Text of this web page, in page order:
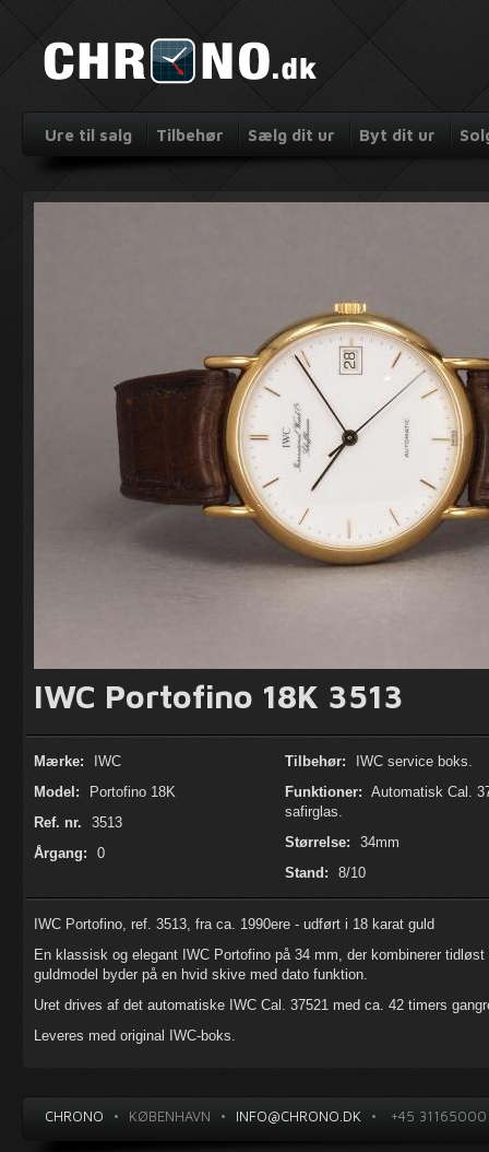
Ure til salg Tilbehør Sælg dit ur Byt dit ur
IWC Portofino 18K 3513
Mærke:
IWC
Model:
Portofino 18K
Ref. nr.
3513
Årgang:
0
Tilbehør:
IWC service boks.
Funktioner: Automatisk Cal.
safirglas.
Størrelse:
34mm
Stand:
8/10
IWC Portofino, ref. 3513, fra ca. 1990ere - udført i 18 karat guld
En klassisk og elegant IWC Portofino på 34 mm, der kombinerer
guldmodel byder på en hvid skive med dato funktion.
Uret drives af det automatiske IWC Cal. 37521 med ca. 42 timers
Leveres med original IWC-boks.
CHRONO • KØBENHAVN • INFO@CHRONO.DK • +45 31165000